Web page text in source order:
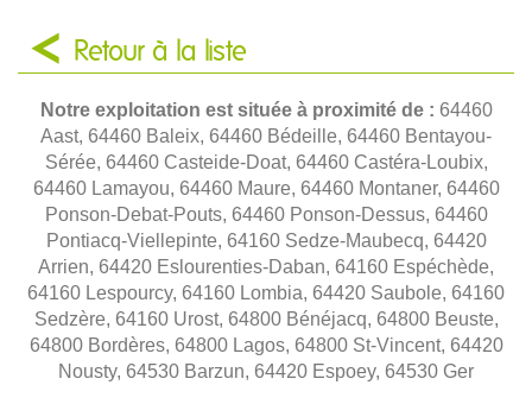
Retour à la liste
Notre exploitation est située à proximité de : 64460
Aast, 64460 Baleix, 64460 Bédeille, 64460 Bentayou-
Sérée, 64460 Casteide-Doat, 64460 Castéra-Loubix,
64460 Lamayou, 64460 Maure, 64460 Montaner, 64460
Ponson-Debat-Pouts, 64460 Ponson-Dessus, 64460
Pontiacq-Viellepinte, 64160 Sedze-Maubecq, 64420
Arrien, 64420 Eslourenties-Daban, 64160 Espéchède,
64160 Lespourcy, 64160 Lombia, 64420 Saubole, 64160
Sedzère, 64160 Urost, 64800 Bénéjacq, 64800 Beuste,
64800 Bordères, 64800 Lagos, 64800 St-Vincent, 64420
Nousty, 64530 Barzun, 64420 Espoey, 64530 Ger